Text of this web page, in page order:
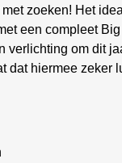
zoeken! Het
een compleet
verlichting om dit
dat hiermee zeker